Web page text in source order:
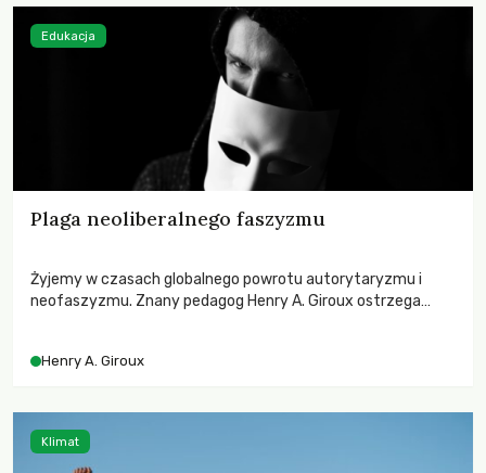
Plaga neoliberalnego faszyzmu
Żyjemy w czasach globalnego powrotu autorytaryzmu i
neofaszyzmu. Znany pedagog Henry A. Giroux ostrzega
wychowają świadomych obywateli?
Henry A. Giroux
Edukacja
Klimat